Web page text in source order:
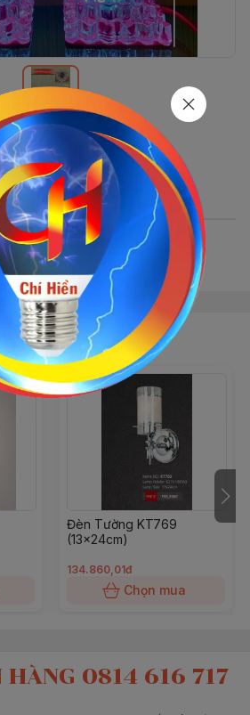
vụ khác
Đèn Tường KT769
(13x24cm)
134.860,01đ
Chọn mua
HÀNG 0814 616 717